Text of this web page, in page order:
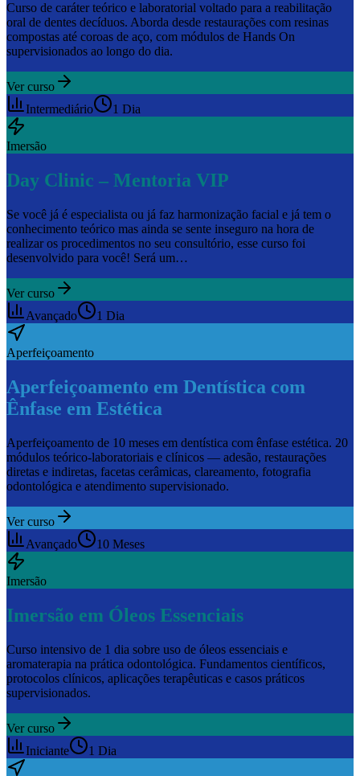
Curso de caráter teórico e laboratorial voltado para a reabilitação
oral de dentes decíduos. Aborda desde restaurações com resinas
compostas até coroas de aço, com módulos de Hands On
supervisionados ao longo do dia.
Ver curso
Intermediário
1 Dia
Imersão
Day Clinic – Mentoria VIP
Se você já é especialista ou já faz harmonização facial e já tem o
conhecimento teórico mas ainda se sente inseguro na hora de
realizar os procedimentos no seu consultório, esse curso foi
desenvolvido para você! Será um…
Ver curso
Avançado
1 Dia
Aperfeiçoamento
Aperfeiçoamento em Dentística com
Ênfase em Estética
Aperfeiçoamento de 10 meses em dentística com ênfase estética. 20
módulos teórico-laboratoriais e clínicos — adesão, restaurações
diretas e indiretas, facetas cerâmicas, clareamento, fotografia
odontológica e atendimento supervisionado.
Ver curso
Avançado
10 Meses
Imersão
Imersão em Óleos Essenciais
Curso intensivo de 1 dia sobre uso de óleos essenciais e
aromaterapia na prática odontológica. Fundamentos científicos,
protocolos clínicos, aplicações terapêuticas e casos práticos
supervisionados.
Ver curso
Iniciante
1 Dia